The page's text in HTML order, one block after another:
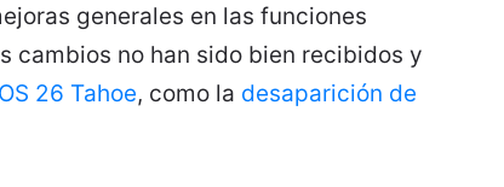
generales en las funciones
cambios no han sido bien recibidos y
26 Tahoe, como la desaparición de